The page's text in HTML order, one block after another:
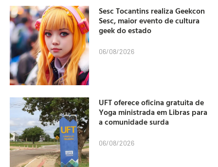
Sesc Tocantins realiza Geekcon
Sesc, maior evento de cultura
geek do estado
06/08/2026
UFT oferece oficina gratuita de
Yoga ministrada em Libras para
a comunidade surda
06/08/2026